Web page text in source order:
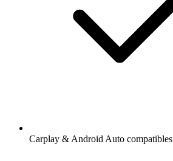
Carplay & Android Auto compatibles